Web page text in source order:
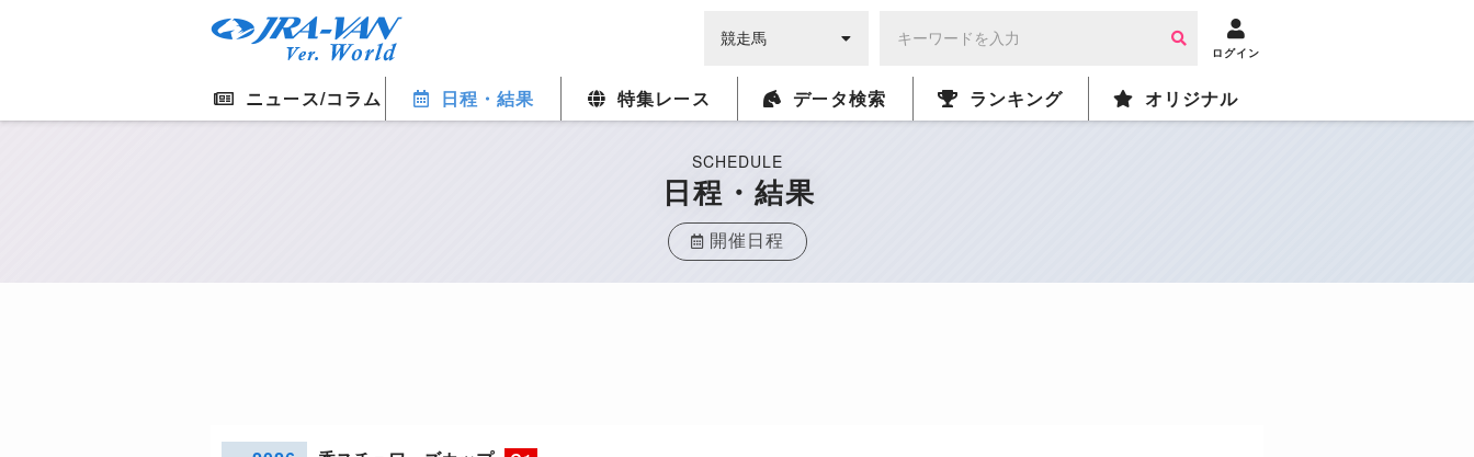
ログイン
ニュース/コラム 日程・結果 特集レース データ検索 ランキング オリジナル
SCHEDULE
日程・結果
開催日程